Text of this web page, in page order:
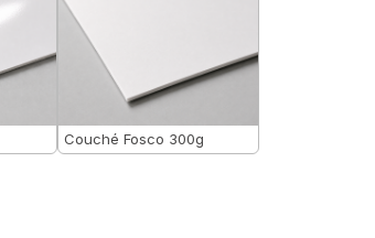
Couché Fosco 300g